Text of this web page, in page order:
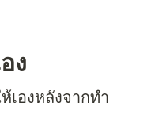
ง
เองหลังจากทำ